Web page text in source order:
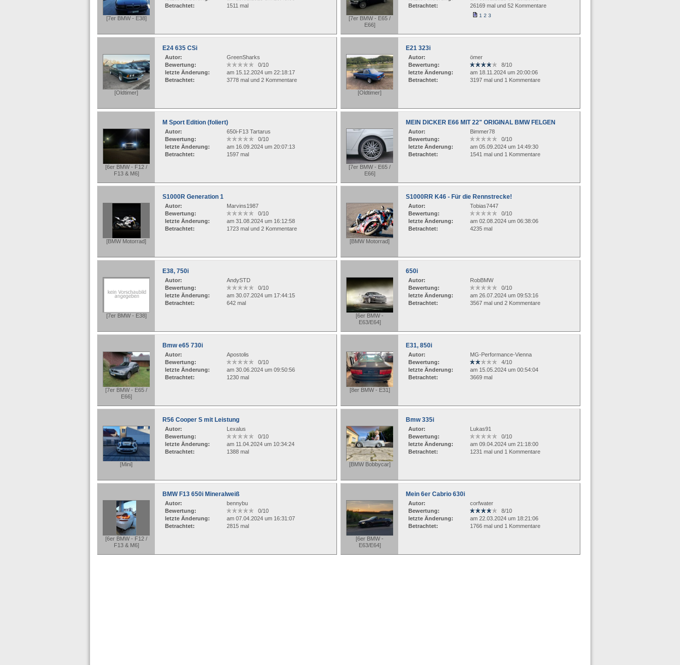
[7er BMW - E38]
Betrachtet:
1511 mal
[7er BMW - E65 /
E66]
Betrachtet:
26169 mal und 52 Kommentare
1 2 3
[Oldtimer]
E24 635 CSi
Autor:
Bewertung:
letzte Änderung:
Betrachtet:
GreenSharks
0/10
am 15.12.2024 um 22:18:17
3778 mal und 2 Kommentare
[Oldtimer]
E21 323i
Autor:
Bewertung:
letzte Änderung:
Betrachtet:
ömer
8/10
am 18.11.2024 um 20:00:06
3197 mal und 1 Kommentare
[6er BMW - F12 /
F13 & M6]
M Sport Edition (foliert)
Autor:
Bewertung:
letzte Änderung:
Betrachtet:
650i-F13 Tartarus
0/10
am 16.09.2024 um 20:07:13
1597 mal
[7er BMW - E65 /
E66]
MEIN DICKER E66 MIT 22" ORIGINAL BMW FELGEN
Autor:
Bewertung:
letzte Änderung:
Betrachtet:
Bimmer78
0/10
am 05.09.2024 um 14:49:30
1541 mal und 1 Kommentare
[BMW Motorrad]
S1000R Generation 1
Autor:
Bewertung:
letzte Änderung:
Betrachtet:
Marvins1987
0/10
am 31.08.2024 um 16:12:58
1723 mal und 2 Kommentare
[BMW Motorrad]
S1000RR K46 - Für die Rennstrecke!
Autor:
Bewertung:
letzte Änderung:
Betrachtet:
Tobias7447
0/10
am 02.08.2024 um 06:38:06
4235 mal
[7er BMW - E38]
E38, 750i
Autor:
Bewertung:
letzte Änderung:
Betrachtet:
AndySTD
0/10
am 30.07.2024 um 17:44:15
642 mal
[6er BMW -
E63/E64]
650i
Autor:
Bewertung:
letzte Änderung:
Betrachtet:
RobBMW
0/10
am 26.07.2024 um 09:53:16
3567 mal und 2 Kommentare
[7er BMW - E65 /
E66]
Bmw e65 730i
Autor:
Bewertung:
letzte Änderung:
Betrachtet:
Apostolis
0/10
am 30.06.2024 um 09:50:56
1230 mal
[8er BMW - E31]
E31, 850i
Autor:
Bewertung:
letzte Änderung:
Betrachtet:
MG-Performance-Vienna
4/10
am 15.05.2024 um 00:54:04
3669 mal
[Mini]
R56 Cooper S mit Leistung
Autor:
Bewertung:
letzte Änderung:
Betrachtet:
Lexalus
0/10
am 11.04.2024 um 10:34:24
1388 mal
[BMW Bobbycar]
Bmw 335i
Autor:
Bewertung:
letzte Änderung:
Betrachtet:
Lukas91
0/10
am 09.04.2024 um 21:18:00
1231 mal und 1 Kommentare
[6er BMW - F12 /
F13 & M6]
BMW F13 650i Mineralweiß
Autor:
Bewertung:
letzte Änderung:
Betrachtet:
bennybu
0/10
am 07.04.2024 um 16:31:07
2815 mal
[6er BMW -
E63/E64]
Mein 6er Cabrio 630i
Autor:
Bewertung:
letzte Änderung:
Betrachtet:
corfwater
8/10
am 22.03.2024 um 18:21:06
1766 mal und 1 Kommentare